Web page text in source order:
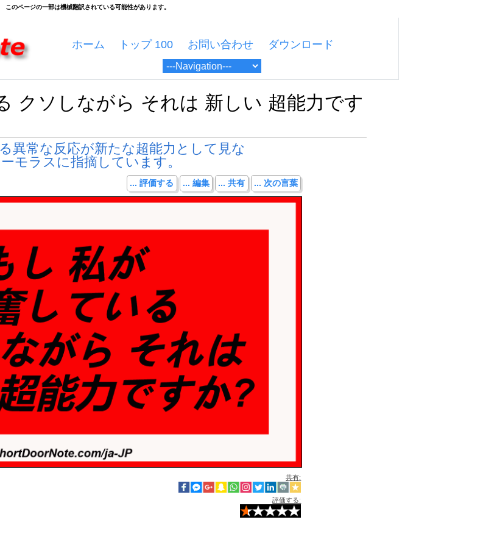
ホーム トップ 100 お問い合わせ ダウンロード
クソしながら それは 新しい 超能力です
異常な反応が新たな超能力として見な
モラスに指摘しています。
... 評価する ... 編集 ... 共有 ... 次の言葉
共有:
評価する: